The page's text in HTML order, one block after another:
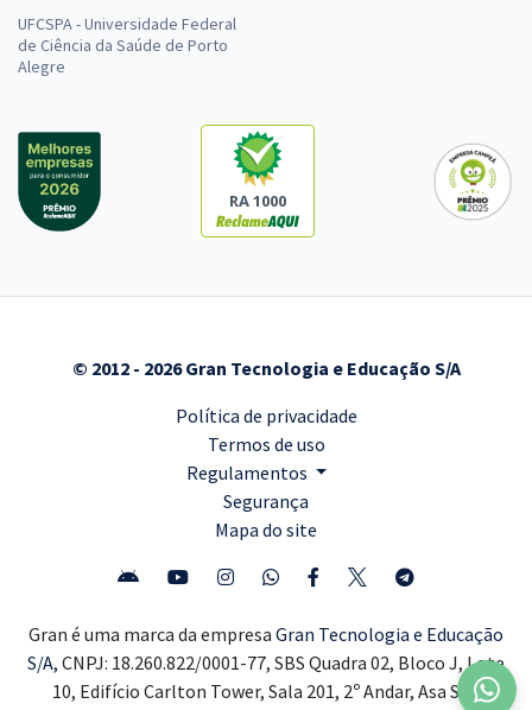
UFCSPA - Universidade Federal
de Ciência da Saúde de Porto
Alegre
RA 1000
© 2012 - 2026 Gran Tecnologia e Educação S/A
Política de privacidade
Termos de uso
Regulamentos
Segurança
Mapa do site
Gran é uma marca da empresa Gran Tecnologia e Educação
S/A, CNPJ: 18.260.822/0001-77, SBS Quadra 02, Bloco J, Lote
10, Edifício Carlton Tower, Sala 201, 2º Andar, Asa Sul,